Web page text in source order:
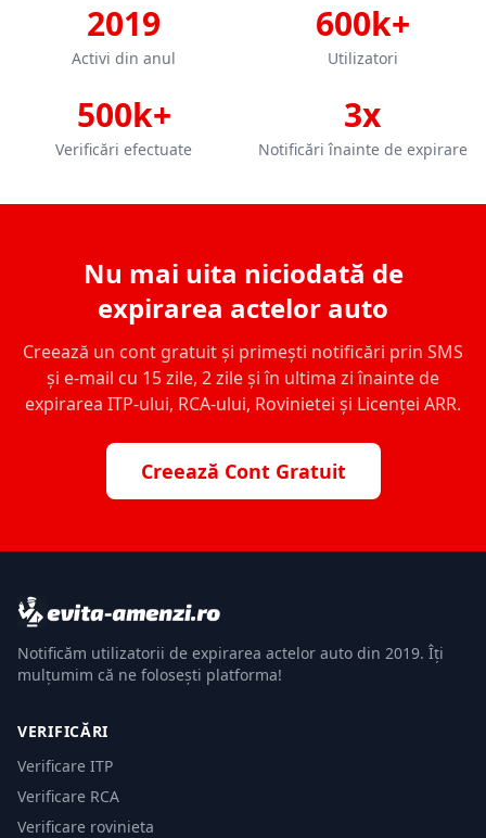
2019
Activi din anul
600k+
Utilizatori
500k+
Verificări efectuate
3x
Notificări înainte de expirare
Nu mai uita niciodată de
expirarea actelor auto
Creează un cont gratuit și primești notificări prin SMS
și e-mail cu 15 zile, 2 zile și în ultima zi înainte de
expirarea ITP-ului, RCA-ului, Rovinietei și Licenței ARR.
Creează Cont Gratuit
Notificăm utilizatorii de expirarea actelor auto din 2019. Îți
mulțumim că ne folosești platforma!
VERIFICĂRI
Verificare ITP
Verificare RCA
Verificare rovinieta